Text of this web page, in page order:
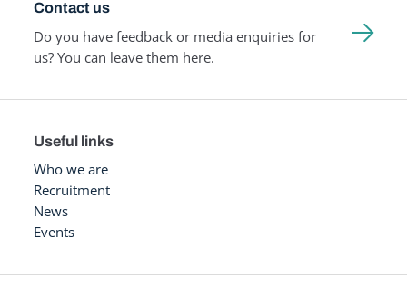
Contact us
Do you have feedback or media enquiries for
us? You can leave them here.
Useful links
Who we are
Recruitment
News
Events